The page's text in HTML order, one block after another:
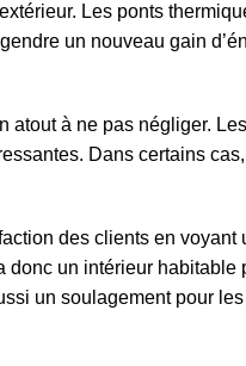
Les ponts
un nouveau gain
atout à ne pas négliger.
Dans certains
des clients en
donc un intérieur
un soulagement pour